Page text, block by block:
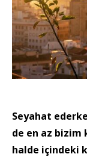
Seyahat
de en az bizim
halde içindeki